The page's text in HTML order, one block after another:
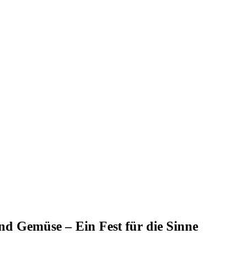
Gemüse – Ein Fest für die Sinne